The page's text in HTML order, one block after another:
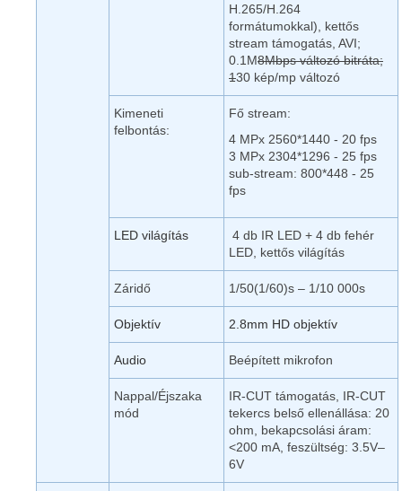
H.265/H.264
formátumokkal), kettős
stream támogatás, AVI;
0.1M8Mbps változó bitráta;
130 kép/mp változó
Kimeneti
felbontás:
Fő stream:
4 MPx 2560*1440 - 20 fps
3 MPx 2304*1296 - 25 fps
sub-stream: 800*448 - 25
fps
LED világítás
4 db IR LED + 4 db fehér
LED, kettős világítás
Záridő 1/50(1/60)s – 1/10 000s
Objektív 2.8mm HD objektív
Audio Beépített mikrofon
Nappal/Éjszaka
mód
IR-CUT támogatás, IR-CUT
tekercs belső ellenállása: 20
ohm, bekapcsolási áram:
<200 mA, feszültség: 3.5V–
6V